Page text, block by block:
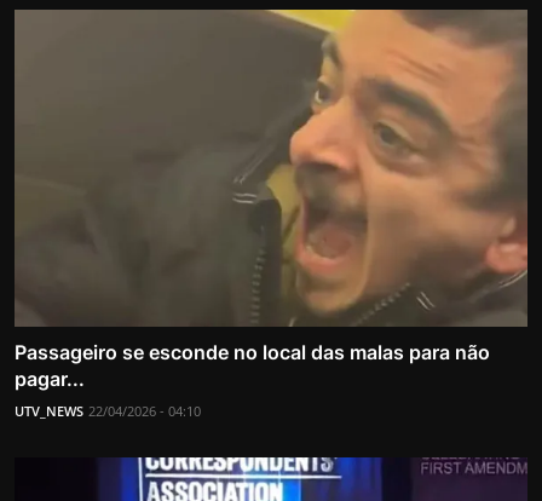
Passageiro se esconde no local das malas para não
pagar...
UTV_NEWS 22/04/2026 - 04:10